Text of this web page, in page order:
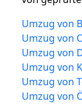
Umzug von
Umzug von
Umzug von
Umzug von
Umzug von
Umzug von